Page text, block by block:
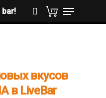
вкусов
в LiveBar